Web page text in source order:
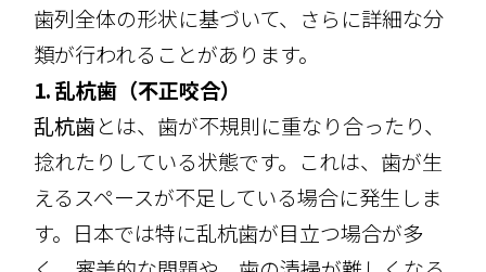
歯列全体の形状に基づいて、さらに詳細な分
類が行われることがあります。
1. 乱杭歯（不正咬合）
乱杭歯とは、歯が不規則に重なり合ったり、
捻れたりしている状態です。これは、歯が生
えるスペースが不足している場合に発生しま
す。日本では特に乱杭歯が目立つ場合が多